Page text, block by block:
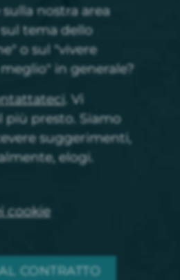
nostra area
tema dello
o sul "vivere
in generale?
. Vi
più presto. Siamo
suggerimenti,
elogi.
cookie
CONTRATTO